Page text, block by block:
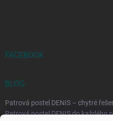
FACEBOOK
BLOG
Patrová postel DENIS – chytré
Patrová postel DENIS do každého